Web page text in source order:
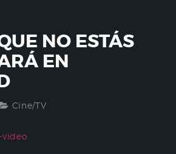
NO ESTÁS
EN
Cine/TV